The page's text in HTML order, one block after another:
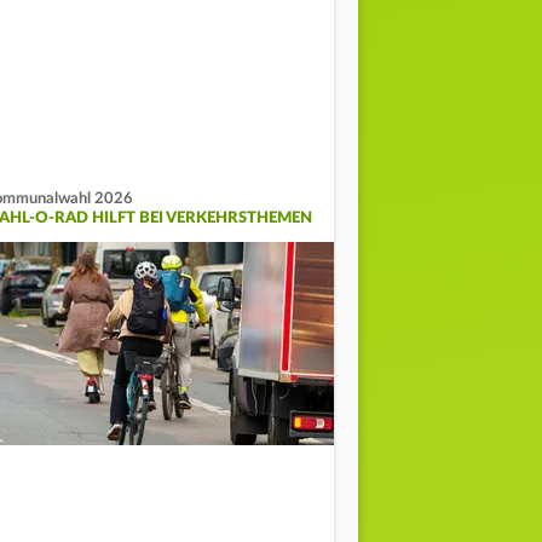
2026
O-RAD HILFT BEI VERKEHRSTHEMEN